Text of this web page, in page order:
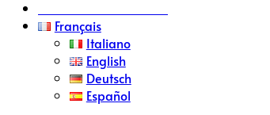
Français
Italiano
English
Deutsch
Español